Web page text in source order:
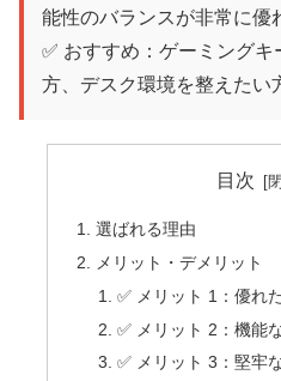
能性のバランスが非常に優
✅ おすすめ：ゲーミング
方、デスク環境を整えたい
目次
選ばれる理由
メリット・デメリット
✅ メリット 1：優れ
✅ メリット 2：機能
✅ メリット 3：堅牢